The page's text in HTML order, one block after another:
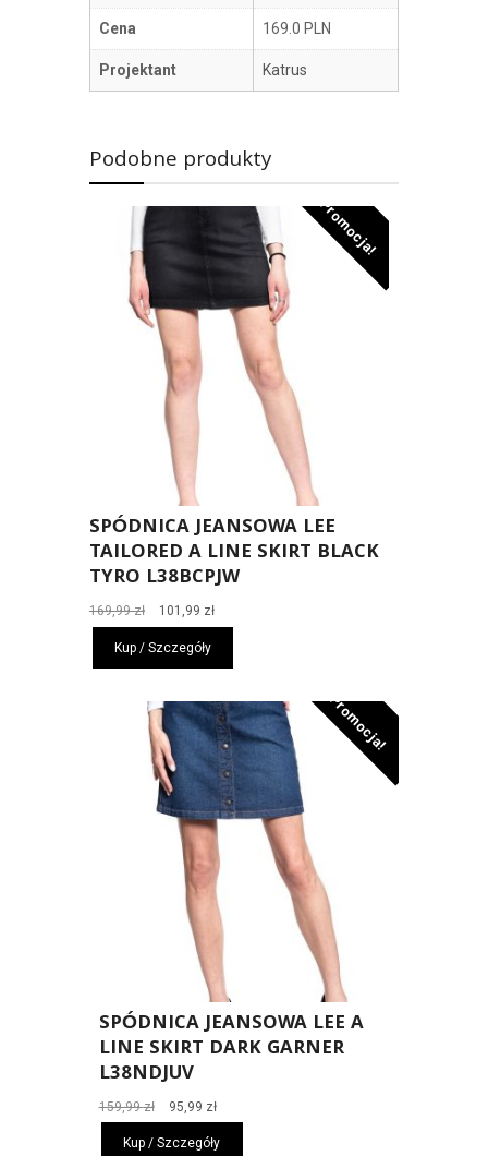
Cena 169.0 PLN
Projektant Katrus
Podobne produkty
Promocja!
SPÓDNICA JEANSOWA LEE
TAILORED A LINE SKIRT BLACK
TYRO L38BCPJW
169,99zł
Pierwotna
cena
wynosiła:
169,99 zł.
101,99 złAktualna
cena
101,99 zł.
Kup / Szczegóły
Promocja!
SPÓDNICA JEANSOWA LEE A
LINE SKIRT DARK GARNER
L38NDJUV
159,99zł
Pierwotna
cena
wynosiła:
95,99 złAktualna
cena
wynosi:
Kup / Szczegóły